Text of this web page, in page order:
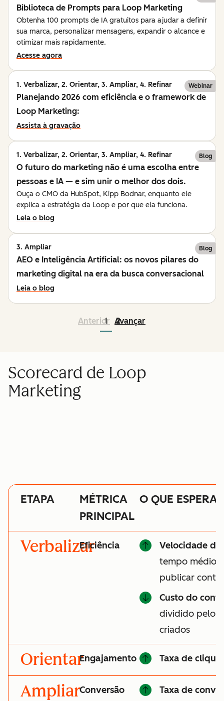
Biblioteca de Prompts para Loop Marketing
Obtenha 100 prompts de IA gratuitos para ajudar a definir
sua marca, personalizar mensagens, expandir o alcance e
otimizar mais rapidamente.
Acesse agora
1. Verbalizar, 2. Orientar, 3. Ampliar, 4. Refinar Webinar
Planejando 2026 com eficiência e o framework de
Loop Marketing:
Assista à gravação
1. Verbalizar, 2. Orientar, 3. Ampliar, 4. Refinar Blog
O futuro do marketing não é uma escolha entre
pessoas e IA — e sim unir o melhor dos dois.
Ouça o CMO da HubSpot, Kipp Bodnar, enquanto ele
explica a estratégia da Loop e por que ela funciona.
Leia o blog
3. Ampliar Blog
AEO e Inteligência Artificial: os novos pilares do
marketing digital na era da busca conversacional
Leia o blog
Anterior
1 2
Avançar
Scorecard de Loop
Marketing
ETAPA
MÉTRICA
PRINCIPAL
O QUE
VerbalizarEficiência
Velocidade
tempo médio
publicar
Custo do
dividido pelo
criados
OrientarEngajamento Taxa de
AmpliarConversão Taxa de